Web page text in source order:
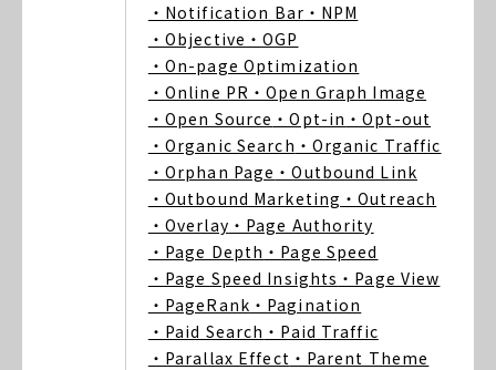
・Notification Bar ・NPM
・Objective ・OGP
・On-page Optimization
・Online PR ・Open Graph Image
・Open Source ・Opt-in ・Opt-out
・Organic Search ・Organic Traffic
・Orphan Page ・Outbound Link
・Outbound Marketing ・Outreach
・Overlay ・Page Authority
・Page Depth ・Page Speed
・Page Speed Insights ・Page View
・PageRank ・Pagination
・Paid Search ・Paid Traffic
・Parallax Effect ・Parent Theme